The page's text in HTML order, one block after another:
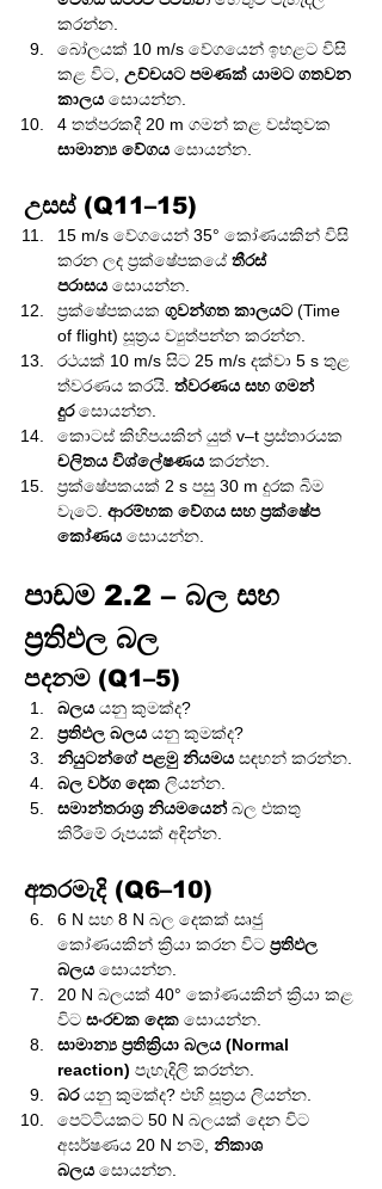
කරන්න.
බෝලයක් 10 m/s වේගයෙන් ඉහළට විසි
කළ විට, උච්චයට පමණක් යාමට ගතවන
කාලය සොයන්න.
4 තත්පරකදී 20 m ගමන් කළ වස්තුවක
සාමාන්‍ය වේගය සොයන්න.
උසස් (Q11–15)
15 m/s වේගයෙන් 35° කෝණයකින් විසි
කරන ලද ප්‍රක්ෂේපකයේ තීරස්
පරාසය සොයන්න.
ප්‍රක්ෂේපකයක ගුවන්ගත කාලයට (Time
of flight) සූත්‍රය ව්‍යුත්පන්න කරන්න.
රථයක් 10 m/s සිට 25 m/s දක්වා 5 s තුළ
ත්වරණය කරයි. ත්වරණය සහ ගමන්
දුර සොයන්න.
කොටස් කිහිපයකින් යුත් v–t ප්‍රස්තාරයක
චලිතය විශ්ලේෂණය කරන්න.
ප්‍රක්ෂේපකයක් 2 s පසු 30 m දුරක බිම
වැටේ. ආරම්භක වේගය සහ ප්‍රක්ෂේප
කෝණය සොයන්න.
පාඩම 2.2 – බල සහ
ප්‍රතිඵල බල
පදනම (Q1–5)
බලය යනු කුමක්ද?
ප්‍රතිඵල බලය යනු කුමක්ද?
නියුටන්ගේ පළමු නියමය සඳහන් කරන්න.
බල වර්ග දෙක ලියන්න.
සමාන්තරාශ්‍ර නියමයෙන් බල එකතු
කිරීමේ රූපයක් අඳින්න.
අතරමැදි (Q6–10)
6 N සහ 8 N බල දෙකක් සෘජු
කෝණයකින් ක්‍රියා කරන විට ප්‍රතිඵල
බලය සොයන්න.
20 N බලයක් 40° කෝණයකින් ක්‍රියා කළ
විට සංරචක දෙක සොයන්න.
සාමාන්‍ය ප්‍රතික්‍රියා බලය (Normal
reaction) පැහැදිලි කරන්න.
බර යනු කුමක්ද? එහි සූත්‍රය ලියන්න.
පෙට්ටියකට 50 N බලයක් දෙන විට
අඝර්ෂණය 20 N නම්, නිකාශ
බලය සොයන්න.